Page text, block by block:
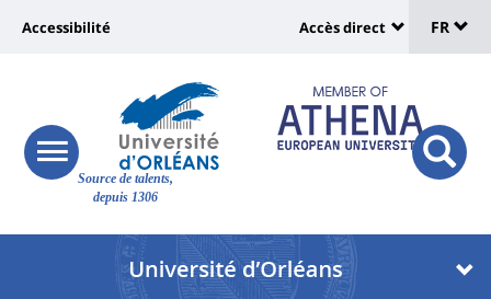
Site
Source de talents,
depuis 1306
Université
responsive
menu
button
Université
vers
page
accessibilité
Accessibilité
:
Shortcut
links
Accès direct
de
FR
Université